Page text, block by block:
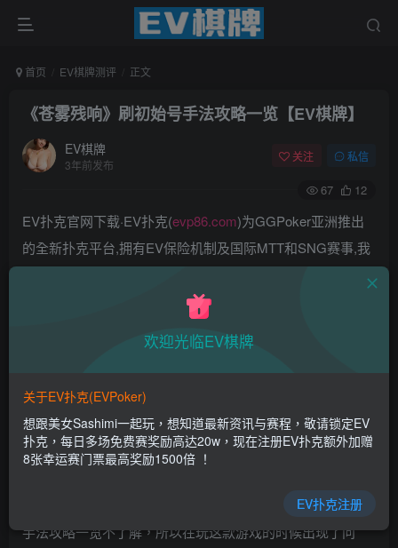
首页 EV棋牌测评 正文
《苍雾残响》刷初始号手法攻略一览【EV棋牌】
EV棋牌
3年前发布
关注 私信
67 12
EV扑克官网下载·EV扑克(evp86.com)为GGPoker亚洲推出
的全新扑克平台,拥有EV保险机制及国际MTT和SNG赛事,我
乐场|EV扑克小游戏——EV扑克导航(www.evpks.com)
乐场|EV扑克游戏网址发布页——EV扑克下载
(www.evpk66.com)
的机制和设定。由于有很多玩家对于《苍雾残响》刷初始号
手法攻略一览不了解，所以在玩这款游戏的时候出现了问
欢迎光临EV棋牌
关于EV扑克(EVPoker)
想跟美女Sashimi一起玩，想知道最新资讯与赛程，敬请锁定EV
扑克，每日多场免费赛奖励高达20w，现在注册EV扑克额外加赠
8张幸运赛门票最高奖励1500倍 ！
EV扑克注册